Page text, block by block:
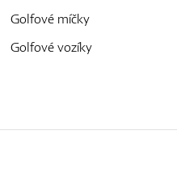
Golfové míčky
Golfové vozíky